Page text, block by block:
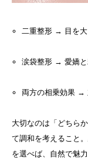
二重整形 → 目を
涙袋整形 → 愛嬌と
両方の相乗効果 →
大切なのは「どちら
て調和を考えること
を選べば、自然で魅